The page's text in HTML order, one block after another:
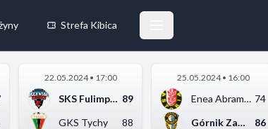
Strefa Kibica
22.05.2024 • 17:00
SKS Fulimpex Staroga... 89
GKS Tychy
88
25.05.2024 • 16:00
Enea Abramczyk Astor... 74
Górnik Zamek Książ W...
86
GKS TYCHY